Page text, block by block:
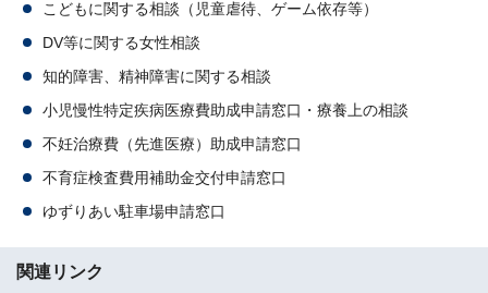
こどもに関する相談（児童虐待、ゲーム依存等）
DV等に関する女性相談
知的障害、精神障害に関する相談
小児慢性特定疾病医療費助成申請窓口・療養上の相談
不妊治療費（先進医療）助成申請窓口
不育症検査費用補助金交付申請窓口
ゆずりあい駐車場申請窓口
関連リンク